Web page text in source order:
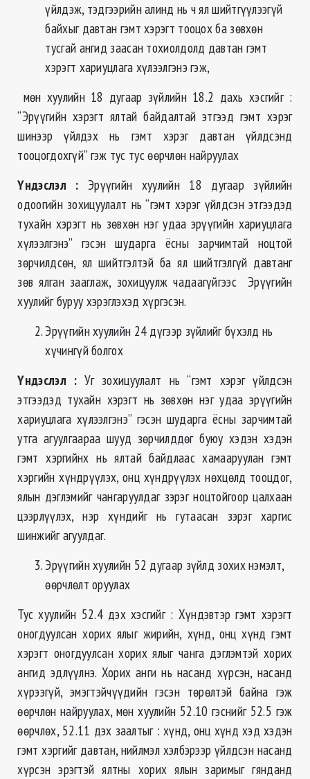
үйлдэж, тэдгээрийн алинд нь ч ял шийтгүүлээгүй
байхыг давтан гэмт хэрэгт тооцох ба зөвхөн
тусгай ангид заасан тохиолдолд давтан гэмт
хэрэгт хариуцлага хүлээлгэнэ гэж,
мөн хуулийн 18 дугаар зүйлийн 18.2 дахь хэсгийг :
“Эрүүгийн хэрэгт ялтай байдалтай этгээд гэмт хэрэг
шинээр үйлдэх нь гэмт хэрэг давтан үйлдсэнд
тооцогдохгүй” гэж тус тус өөрчлөн найруулах
Үндэслэл : Эрүүгийн хуулийн 18 дугаар зүйлийн
одоогийн зохицуулалт нь “гэмт хэрэг үйлдсэн этгээдэд
тухайн хэрэгт нь зөвхөн нэг удаа эрүүгийн хариуцлага
хүлээлгэнэ” гэсэн шударга ёсны зарчимтай ноцтой
зөрчилдсөн, ял шийтгэлтэй ба ял шийтгэлгүй давтанг
зөв ялган зааглаж, зохицуулж чадаагүйгээс Эрүүгийн
хуулийг буруу хэрэглэхэд хүргэсэн.
Эрүүгийн хуулийн 24 дүгээр зүйлийг бүхэлд нь
хүчингүй болгох
Үндэслэл : Уг зохицуулалт нь “гэмт хэрэг үйлдсэн
этгээдэд тухайн хэрэгт нь зөвхөн нэг удаа эрүүгийн
хариуцлага хүлээлгэнэ” гэсэн шударга ёсны зарчимтай
утга агуулгаараа шууд зөрчилддөг буюу хэдэн хэдэн
гэмт хэргийнх нь ялтай байдлаас хамааруулан гэмт
хэргийн хүндрүүлэх, онц хүндрүүлэх нөхцөлд тооцдог,
ялын дэглэмийг чангаруулдаг зэрэг ноцтойгоор цалхаан
цээрлүүлэх, нэр хүндийг нь гутаасан зэрэг харгис
шинжийг агуулдаг.
Эрүүгийн хуулийн 52 дугаар зүйлд зохих нэмэлт,
өөрчлөлт оруулах
Тус хуулийн 52.4 дэх хэсгийг : Хүндэвтэр гэмт хэрэгт
оногдуулсан хорих ялыг жирийн, хүнд, онц хүнд гэмт
хэрэгт оногдуулсан хорих ялыг чанга дэглэмтэй хорих
ангид эдлүүлнэ. Хорих анги нь насанд хүрсэн, насанд
хүрээгүй, эмэгтэйчүүдийн гэсэн төрөлтэй байна гэж
өөрчлөн найруулах, мөн хуулийн 52.10 гэснийг 52.5 гэж
өөрчлөх, 52.11 дэх заалтыг : хүнд, онц хүнд хэд хэдэн
гэмт хэргийг давтан, нийлмэл хэлбэрээр үйлдсэн насанд
хүрсэн эрэгтэй ялтны хорих ялын заримыг гянданд